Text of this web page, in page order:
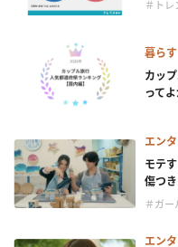
＃トレ
暮らす
カッ
って
エン
モテ
傷つ
＃ガー
エン